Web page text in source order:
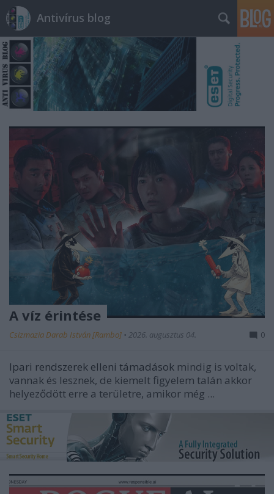
Antivírus blog
A víz érintése
Csizmazia Darab István [Rambo] • 2026. augusztus 04. 0
Ipari rendszerek elleni támadások mindig is voltak,
vannak és lesznek, de kiemelt figyelem talán akkor
helyeződött erre a területre, amikor még ...